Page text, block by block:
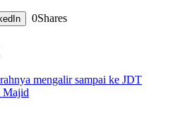
0Shares
mengalir sampai ke JDT
Majid